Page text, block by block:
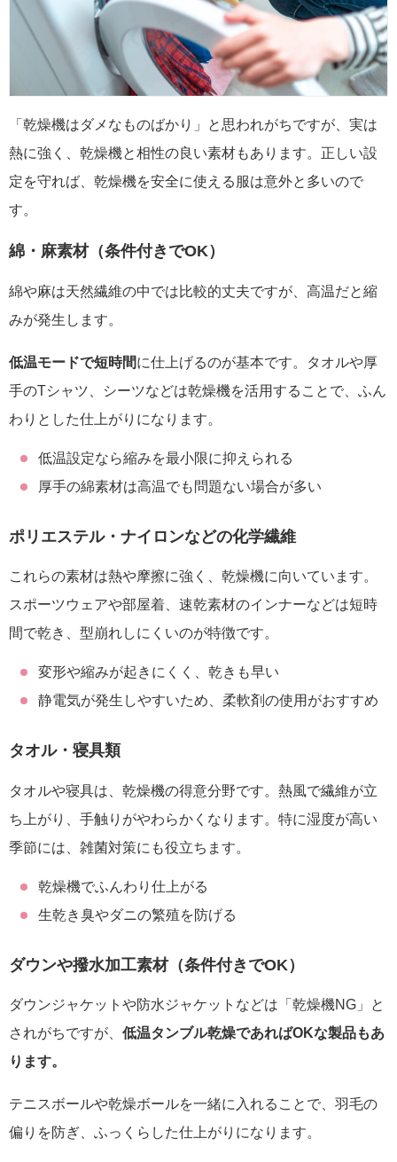
「乾燥機はダメなものばかり」と思われがちですが、実は
熱に強く、乾燥機と相性の良い素材もあります。正しい設
定を守れば、乾燥機を安全に使える服は意外と多いので
す。
綿・麻素材（条件付きでOK）
綿や麻は天然繊維の中では比較的丈夫ですが、高温だと縮
みが発生します。
低温モードで短時間に仕上げるのが基本です。タオルや厚
手のTシャツ、シーツなどは乾燥機を活用することで、ふん
わりとした仕上がりになります。
低温設定なら縮みを最小限に抑えられる
厚手の綿素材は高温でも問題ない場合が多い
ポリエステル・ナイロンなどの化学繊維
これらの素材は熱や摩擦に強く、乾燥機に向いています。
スポーツウェアや部屋着、速乾素材のインナーなどは短時
間で乾き、型崩れしにくいのが特徴です。
変形や縮みが起きにくく、乾きも早い
静電気が発生しやすいため、柔軟剤の使用がおすすめ
タオル・寝具類
タオルや寝具は、乾燥機の得意分野です。熱風で繊維が立
ち上がり、手触りがやわらかくなります。特に湿度が高い
季節には、雑菌対策にも役立ちます。
乾燥機でふんわり仕上がる
生乾き臭やダニの繁殖を防げる
ダウンや撥水加工素材（条件付きでOK）
ダウンジャケットや防水ジャケットなどは「乾燥機NG」と
されがちですが、 低温タンブル乾燥であればOKな製品もあ
ります。
テニスボールや乾燥ボールを一緒に入れることで、羽毛の
偏りを防ぎ、ふっくらした仕上がりになります。